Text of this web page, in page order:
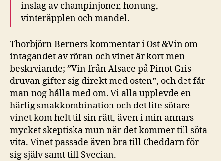
inslag av champinjoner, honung,
vinteräpplen och mandel.
Thorbjörn Berners kommentar i Ost &Vin om
intagandet av röran och vinet är kort men
beskrviande; ”Vin från Alsace på Pinot Gris
druvan gifter sig direkt med osten”, och det får
man nog hålla med om. Vi alla upplevde en
härlig smakkombination och det lite sötare
vinet kom helt til sin rätt, även i min annars
mycket skeptiska mun när det kommer till söta
vita. Vinet passade även bra till Cheddarn för
sig själv samt till Svecian.